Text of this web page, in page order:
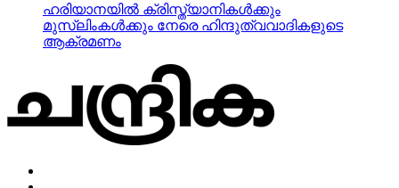
ഹരിയാനയില്‍ ക്രിസ്ത്യാനികള്‍ക്കും
മുസ്‌ലിംകള്‍ക്കും നേരെ ഹിന്ദുത്വവാദികളുടെ
ആക്രമണം